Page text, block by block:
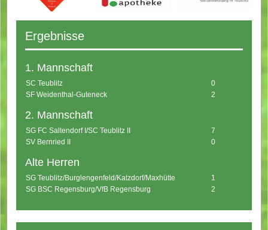
Ergebnisse
1. Mannschaft
SC Teublitz
0
SF Weidenthal-Guteneck
2
2. Mannschaft
SG FC Saltendorf I/SC Teublitz II
7
SV Bernried II
0
Alte Herren
SG Teublitz/Burglengenfeld/Katzdorf/Maxhütte
1
SG BSC Regensburg/VfB Regensburg
2